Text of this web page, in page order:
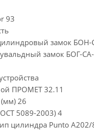
93
замок БОН-
замок БОГ-
ПРОМЕТ 32.11
26
5089-2003) 4
цилиндра Punto